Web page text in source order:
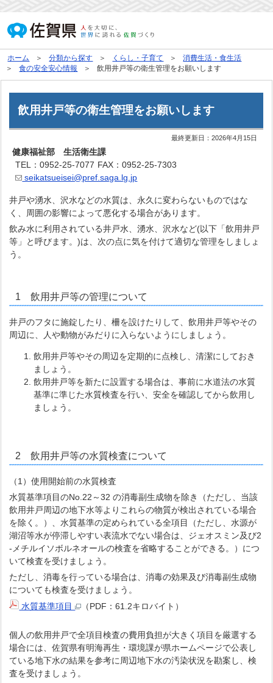
ホーム 分類から探す くらし・子育て
消費生活・食生活
食の安全安心情報
飲用井戸等の衛生管理をお願いします
飲用井戸等の衛生管理をお願いします
最終更新日：2026年4月15日
健康福祉部 生活衛生課
TEL：0952-25-7077 FAX：0952-25-7303
seikatsueisei@pref.saga.lg.jp
井戸や湧水、沢水などの水質は、永久に変わらないものではな
く、周囲の影響によって悪化する場合があります。
飲み水に利用されている井戸水、湧水、沢水など(以下「飲用井戸
等」と呼びます。)は、次の点に気を付けて適切な管理をしましょ
う。
1 飲用井戸等の管理について
井戸のフタに施錠したり、柵を設けたりして、飲用井戸等やその
周辺に、人や動物がみだりに入らないようにしましょう。
飲用井戸等やその周辺を定期的に点検し、清潔にしておき
ましょう。
飲用井戸等を新たに設置する場合は、事前に水道法の水質
基準に準じた水質検査を行い、安全を確認してから飲用し
ましょう。
2 飲用井戸等の水質検査について
（1）使用開始前の水質検査
水質基準項目のNo.22～32 の消毒副生成物を除き（ただし、当該
飲用井戸周辺の地下水等よりこれらの物質が検出されている場合
を除く。）、水質基準の定められている全項目（ただし、水源が
湖沼等水が停滞しやすい表流水でない場合は、ジェオスミン及び2
-メチルイソボルネオールの検査を省略することができる。）につ
いて検査を受けましょう。
ただし、消毒を行っている場合は、消毒の効果及び消毒副生成物
についても検査を受けましょう。
水質基準項目
（PDF：61.2キロバイト）
個人の飲用井戸で全項目検査の費用負担が大きく項目を厳選する
場合には、佐賀県有明海再生・環境課が県ホームページで公表し
ている地下水の結果を参考に周辺地下水の汚染状況を勘案し、検
査を受けましょう。